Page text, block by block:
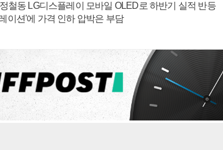
철동 LG디스플레이 모바일 OLED로 하반기 실적 반등
이션'에 가격 인하 압박은 부담